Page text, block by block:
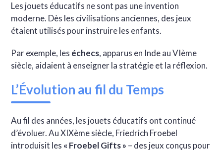
Les jouets éducatifs ne sont pas une invention
moderne. Dès les civilisations anciennes, des jeux
étaient utilisés pour instruire les enfants.
Par exemple, les échecs, apparus en Inde au VIème
siècle, aidaient à enseigner la stratégie et la réflexion.
L’Évolution au fil du Temps
Au fil des années, les jouets éducatifs ont continué
d’évoluer. Au XIXème siècle, Friedrich Froebel
introduisit les « Froebel Gifts » – des jeux conçus pour